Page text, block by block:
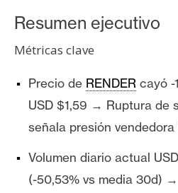
r
n
s
a
e
m
Resumen ejecutivo
Métricas clave
Precio de RENDER cayó -
USD $1,59 → Ruptura de
señala presión vendedora
Volumen diario actual
(-50,53% vs media 30d)